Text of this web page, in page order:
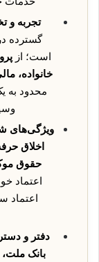
تجربه
گسترده
است؛ از
خانواده،
محدود به
ویژگی‌های
اخلاق
حقوق
اعتماد
اعتماد
دفتر و
بانک